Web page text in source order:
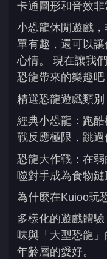
卡通圖形和音效非
小恐龍休閒遊戲
單有趣，還可以
心情。 現在讓我
恐龍帶來的樂趣吧
精選恐龍遊戲類別
經典小恐龍：跑
戰反應極限，跳
恐龍大作戰：在
噬對手成為食
為什麼在Kuioo玩
多樣化的遊戲體
味與「大型恐龍
年齡層的愛好。